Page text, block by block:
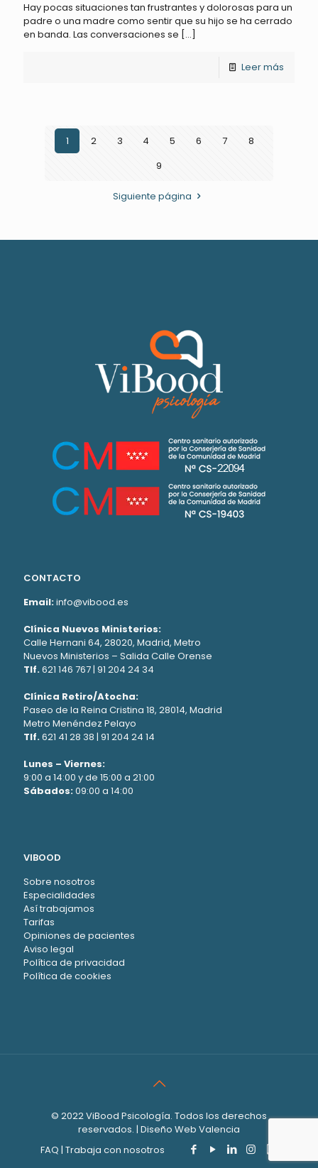
Hay pocas situaciones tan frustrantes y dolorosas para un
padre o una madre como sentir que su hijo se ha cerrado
en banda. Las conversaciones se […]
Leer más
1 2 3 4 5 6 7
8
9
Siguiente página
CONTACTO
Email:info@vibood.es
Clínica Nuevos Ministerios:
Calle Hernani 64, 28020, Madrid, Metro
Nuevos Ministerios – Salida Calle Orense
Tlf.621 146 767| 91 204 24 34
Clínica Retiro/Atocha:
Paseo de la Reina Cristina 18, 28014, Madrid
Metro Menéndez Pelayo
Tlf.621 41 28 38 | 91 204 24 14
Lunes – Viernes:
9:00 a 14:00 y de 15:00 a 21:00
Sábados:09:00 a 14:00
VIBOOD
Sobre nosotros
Especialidades
Así trabajamos
Tarifas
Opiniones de pacientes
Aviso legal
Política de privacidad
Política de cookies
© 2022 ViBood Psicología. Todos los derechos
reservados. | Diseño Web Valencia
FAQ | Trabaja con nosotros